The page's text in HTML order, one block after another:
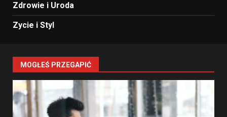
Zdrowie i Uroda
Zycie i Styl
MOGŁEŚ PRZEGAPIĆ